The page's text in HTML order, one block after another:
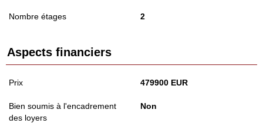
Nombre étages 2
Aspects financiers
Prix 479900 EUR
Bien soumis à l'encadrement
des loyers
Non